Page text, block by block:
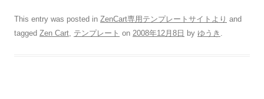
This entry was posted in ZenCart専用テンプレートサイトより and
tagged Zen Cart, テンプレート on 2008年12月8日 by ゆうき .